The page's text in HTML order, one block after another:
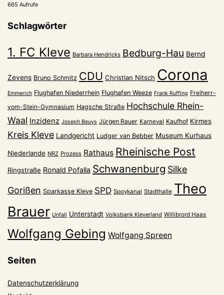
665 Aufrufe
Schlagwörter
1. FC Kleve Barbara Hendricks Bedburg-Hau Bernd
Zevens Bruno Schmitz CDU Christian Nitsch Corona
Emmerich Flughafen Niederrhein Flughafen Weeze Frank Ruffing Freiherr-
vom-Stein-Gymnasium Hagsche Straße Hochschule Rhein-
Waal Inzidenz Joseph Beuys Jürgen Rauer Karneval Kaufhof Kirmes
Kreis Kleve Landgericht Ludger van Bebber Museum Kurhaus
Niederlande NRZ Prozess Rathaus Rheinische Post
Ringstraße Ronald Pofalla Schwanenburg Silke
Gorißen Sparkasse Kleve SPD Spoykanal Stadthalle Theo
Brauer Unfall Unterstadt Volksbank Kleverland Willibrord Haas
Wolfgang Gebing Wolfgang Spreen
Seiten
Datenschutzerklärung